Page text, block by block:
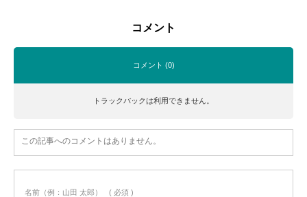
コメント
コメント (0)
トラックバックは利用できません。
この記事へのコメントはありません。
名前（例：山田 太郎） ( 必須 )